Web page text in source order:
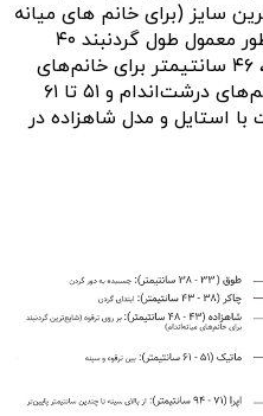
گردنبند و زنجیرهای طلا
در زیر سعی میکنیم تا
شما را در این امر
خرید اینترنتی مهم باشد:
سبک مورد نظر خود را پیدا
سایز استاندارد معمول برای طول گردنبند
سایز (برای خانم های میانه
معمول
سانتیمتر برای خانم‌های ریزاندام، ۴۶ سانتیمتر برای خانم‌های
با استایل و مدل شاهزاده در